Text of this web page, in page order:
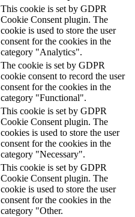
This cookie is set by GDPR
Cookie Consent plugin. The
cookie is used to store the user
consent for the cookies in the
category "Analytics".
The cookie is set by GDPR
cookie consent to record the user
consent for the cookies in the
category "Functional".
This cookie is set by GDPR
Cookie Consent plugin. The
cookies is used to store the user
consent for the cookies in the
category "Necessary".
This cookie is set by GDPR
Cookie Consent plugin. The
cookie is used to store the user
consent for the cookies in the
category "Other.